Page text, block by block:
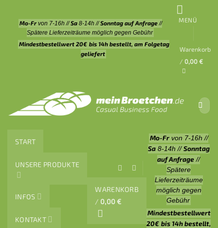
Inhalt
springen
Mo-Frvon 7-16h //Sa8-14h //Sonntag auf Anfrage//
Spätere Lieferzeiträume möglich gegen Gebühr
Mindestbestellwert 20€ bis 14h bestellt, am Folgetag
geliefert
MENÜ
Warenkorb
/ 0,00€
nach:
START
UNSERE PRODUKTE
INFOS
KONTAKT
WARENKORB
/ 0,00€
Mo-Fr von 7-16h //
Sa8-14h // Sonntag
auf Anfrage //
Spätere
Lieferzeiträume
möglich gegen
Gebühr
Mindestbestellwert
20€ bis 14h bestellt,